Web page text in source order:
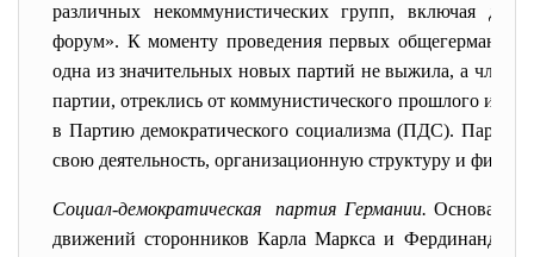
различных некоммунистических групп, включая
форум». К моменту проведения первых
одна из значительных новых партий не выжила, а
партии, отреклись от коммунистического прошлого и
в Партию демократического социализма (ПДС).
свою деятельность, организационную структуру и
Социал-демократическая партия Германии.
движений сторонников Карла Маркса и Фердинанда